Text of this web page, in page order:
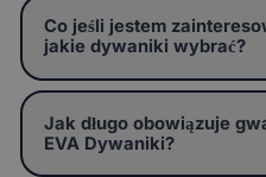
Co jeśli jestem
jakie dywaniki wybrać?
Jak długo obowiązuje
EVA Dywaniki?